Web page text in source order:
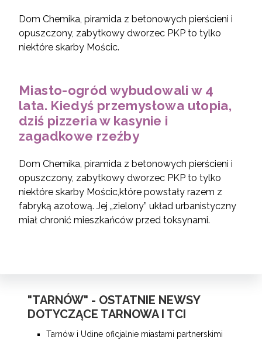
Dom Chemika, piramida z betonowych pierścieni i
opuszczony, zabytkowy dworzec PKP to tylko
niektóre skarby Mościc.
Miasto-ogród wybudowali w 4
lata. Kiedyś przemysłowa utopia,
dziś pizzeria w kasynie i
zagadkowe rzeźby
Dom Chemika, piramida z betonowych pierścieni i
opuszczony, zabytkowy dworzec PKP to tylko
niektóre skarby Mościc,które powstały razem z
fabryką azotową. Jej „zielony” układ urbanistyczny
miał chronić mieszkańców przed toksynami.
"TARNÓW" - OSTATNIE NEWSY
DOTYCZĄCE TARNOWA I TCI
Tarnów i Udine oficjalnie miastami partnerskimi